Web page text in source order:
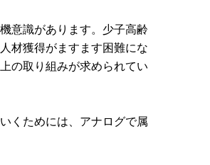
意識があります。少子高齢
材獲得がますます困難にな
の取り組みが求められてい
くためには、アナログで属